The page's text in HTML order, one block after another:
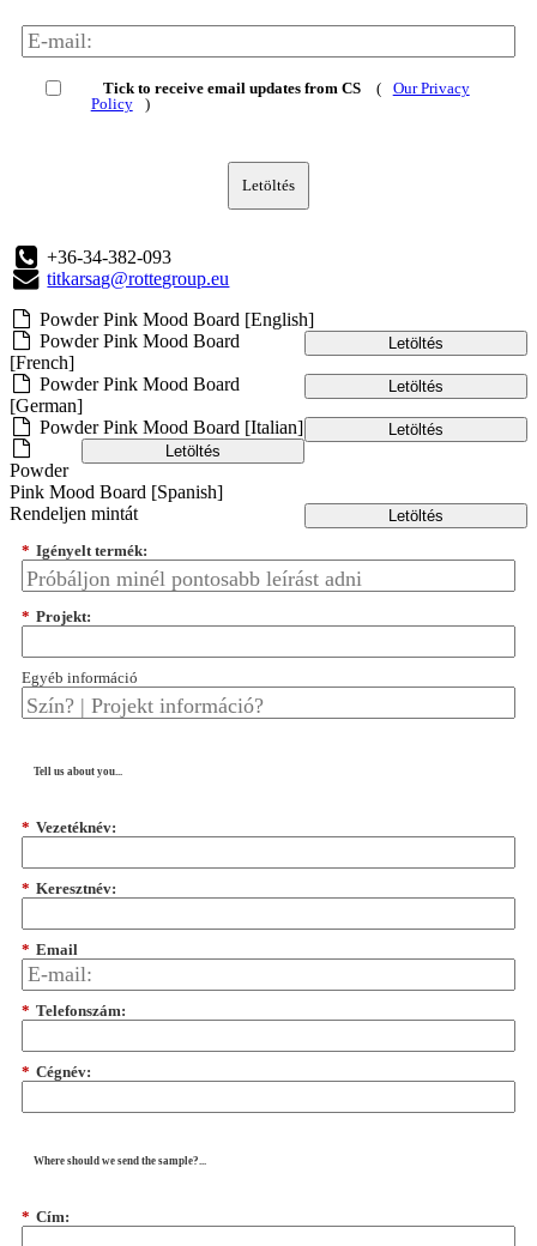
Tick to receive email updates from CS (
Our Privacy
Policy
)
Letöltés
+36-34-382-093
titkarsag@rottegroup.eu
Powder Pink Mood Board [English]
Letöltés
Powder Pink Mood Board
[French]
Letöltés
Powder Pink Mood Board
[German]
Letöltés
Powder Pink Mood Board [Italian]
Letöltés
Powder
Pink Mood Board [Spanish]
Letöltés
Rendeljen mintát
* Igényelt termék:
* Projekt:
Egyéb információ
Tell us about you...
* Vezetéknév:
* Keresztnév:
* Email
* Telefonszám:
* Cégnév:
Where should we send the sample?...
* Cím: